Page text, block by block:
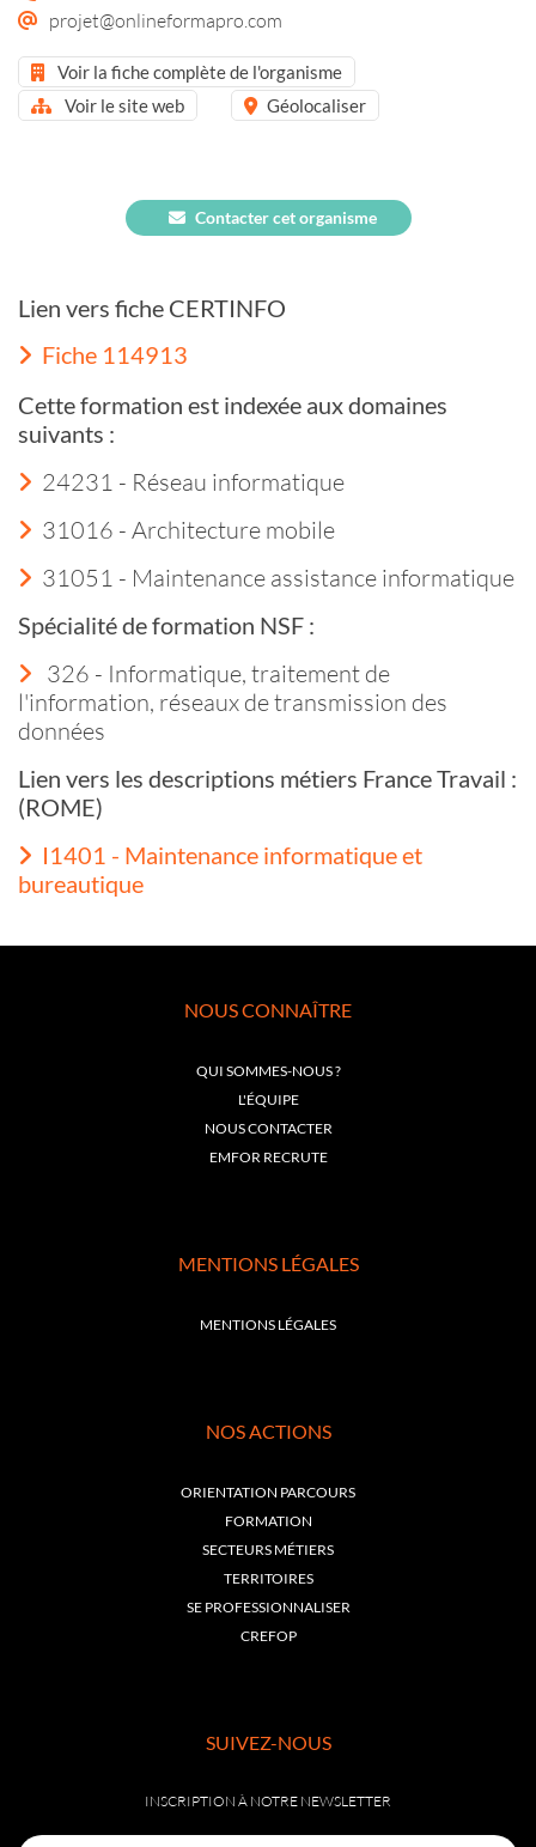
projet@onlineformapro.com
Voir la fiche complète de l'organisme
Voir le site web
Géolocaliser
Contacter cet organisme
Lien vers fiche CERTINFO
Fiche 114913
Cette formation est indexée aux domaines
suivants :
24231 - Réseau informatique
31016 - Architecture mobile
31051 - Maintenance assistance informatique
Spécialité de formation NSF :
326 - Informatique, traitement de
l'information, réseaux de transmission des
données
Lien vers les descriptions métiers France Travail :
(ROME)
I1401 - Maintenance informatique et
bureautique
NOUS CONNAÎTRE
QUI SOMMES-NOUS ?
L'ÉQUIPE
NOUS CONTACTER
EMFOR RECRUTE
MENTIONS LÉGALES
MENTIONS LÉGALES
NOS ACTIONS
ORIENTATION PARCOURS
FORMATION
SECTEURS MÉTIERS
TERRITOIRES
SE PROFESSIONNALISER
CREFOP
SUIVEZ-NOUS
INSCRIPTION À NOTRE NEWSLETTER